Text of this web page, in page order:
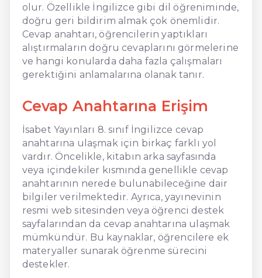
olur. Özellikle İngilizce gibi dil öğreniminde,
doğru geri bildirim almak çok önemlidir.
Cevap anahtarı, öğrencilerin yaptıkları
alıştırmaların doğru cevaplarını görmelerine
ve hangi konularda daha fazla çalışmaları
gerektiğini anlamalarına olanak tanır.
Cevap Anahtarına Erişim
İsabet Yayınları 8. sınıf İngilizce cevap
anahtarına ulaşmak için birkaç farklı yol
vardır. Öncelikle, kitabın arka sayfasında
veya içindekiler kısmında genellikle cevap
anahtarının nerede bulunabileceğine dair
bilgiler verilmektedir. Ayrıca, yayınevinin
resmi web sitesinden veya öğrenci destek
sayfalarından da cevap anahtarına ulaşmak
mümkündür. Bu kaynaklar, öğrencilere ek
materyaller sunarak öğrenme sürecini
destekler.